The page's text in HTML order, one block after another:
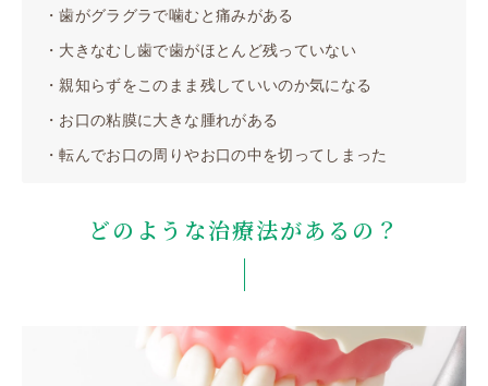
14:00-
18:00
● ●
・歯がグラグラで噛むと痛みがある
・大きなむし歯で歯がほとんど残っていない
・親知らずをこのまま残していいのか気になる
・お口の粘膜に大きな腫れがある
・転んでお口の周りやお口の中を切ってしまった
どのような治療法があるの？